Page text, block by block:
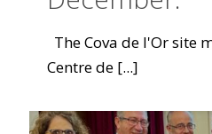
The Cova de l'Or site
Centre de [...]